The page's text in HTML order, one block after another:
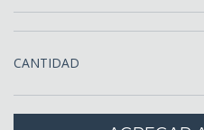
CANTIDAD